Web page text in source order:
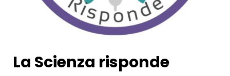
La Scienza risponde